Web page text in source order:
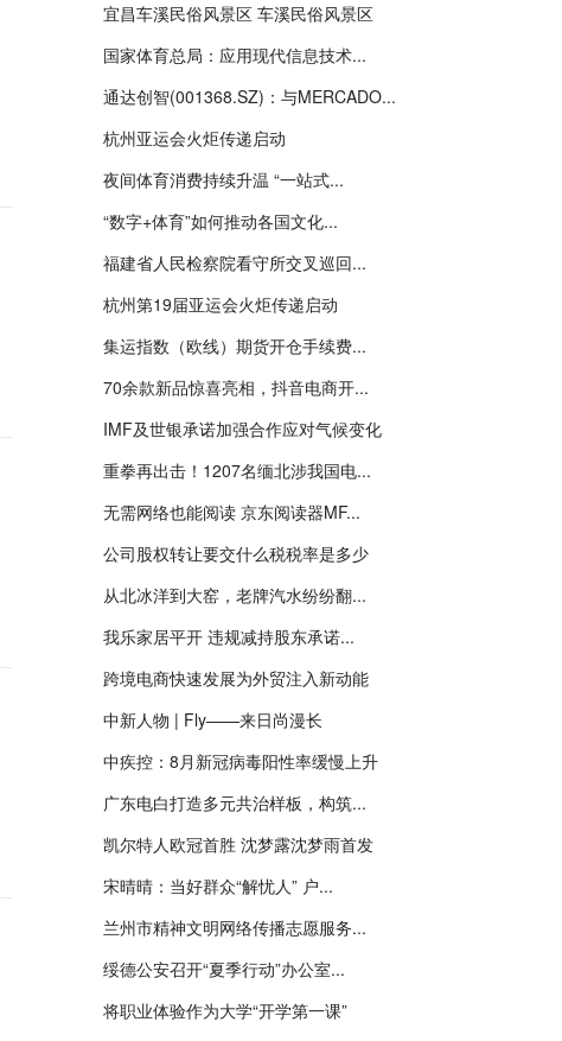
宜昌车溪民俗风景区 车溪民俗风景区
国家体育总局：应用现代信息技术...
通达创智(001368.SZ)：与MERCADO...
杭州亚运会火炬传递启动
夜间体育消费持续升温 “一站式...
“数字+体育”如何推动各国文化...
福建省人民检察院看守所交叉巡回...
杭州第19届亚运会火炬传递启动
集运指数（欧线）期货开仓手续费...
70余款新品惊喜亮相，抖音电商开...
IMF及世银承诺加强合作应对气候变化
重拳再出击！1207名缅北涉我国电...
无需网络也能阅读 京东阅读器MF...
公司股权转让要交什么税税率是多少
从北冰洋到大窑，老牌汽水纷纷翻...
我乐家居平开 违规减持股东承诺...
跨境电商快速发展为外贸注入新动能
中新人物 | Fly——来日尚漫长
中疾控：8月新冠病毒阳性率缓慢上升
广东电白打造多元共治样板，构筑...
凯尔特人欧冠首胜 沈梦露沈梦雨首发
宋晴晴：当好群众“解忧人” 户...
兰州市精神文明网络传播志愿服务...
绥德公安召开“夏季行动”办公室...
将职业体验作为大学“开学第一课”